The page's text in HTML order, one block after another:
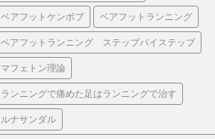
ベアフットケンボブ ベアフットランニング
ベアフットランニング ステップバイステップ
マフェトン理論
ランニングで痛めた足はランニングで治す
ルナサンダル